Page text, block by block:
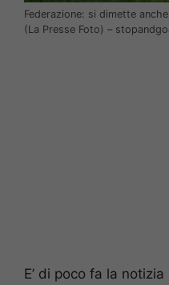
Federazione: si dimette
(La Presse Foto) –
E’ di poco fa la